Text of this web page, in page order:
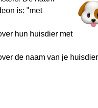
is: "met
hun huisdier met
de naam van je